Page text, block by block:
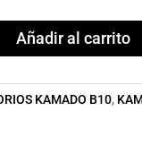
Añadir al carrito
KAMADO B10,